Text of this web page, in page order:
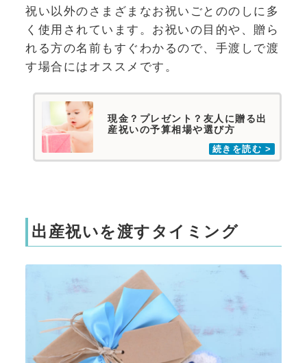
祝い以外のさまざまなお祝いごとののしに多
く使用されています。お祝いの目的や、贈ら
れる方の名前もすぐわかるので、手渡しで渡
す場合にはオススメです。
現金？プレゼント？友人に贈る出
産祝いの予算相場や選び方
出産祝いを渡すタイミング